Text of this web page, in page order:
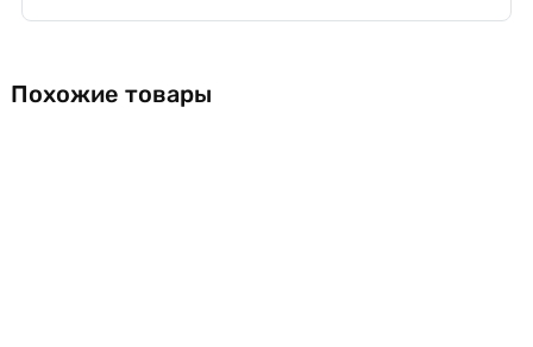
Похожие товары